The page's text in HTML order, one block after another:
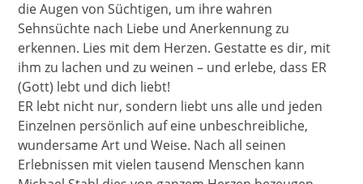
die Augen von Süchtigen, um ihre wahren
Sehnsüchte nach Liebe und Anerkennung zu
erkennen. Lies mit dem Herzen. Gestatte es dir, mit
ihm zu lachen und zu weinen – und erlebe, dass ER
(Gott) lebt und dich liebt!
ER lebt nicht nur, sondern liebt uns alle und jeden
Einzelnen persönlich auf eine unbeschreibliche,
wundersame Art und Weise. Nach all seinen
Erlebnissen mit vielen tausend Menschen kann